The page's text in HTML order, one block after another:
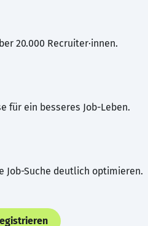
20.000 Recruiter·innen.
für ein besseres Job-Leben.
Job-Suche deutlich optimieren.